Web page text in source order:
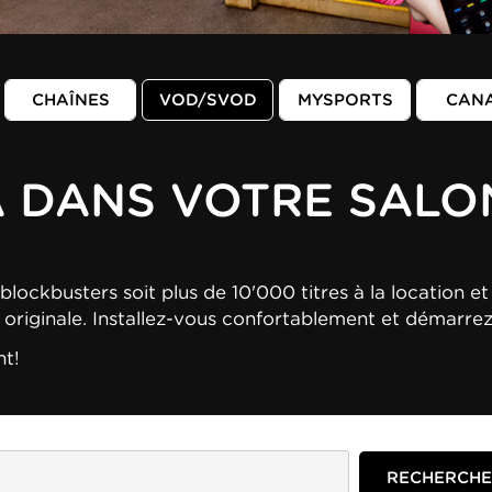
CHAÎNES VOD/SVOD MYSPORTS
DANS VOTRE
soit plus de 10'000 titres à la location
Installez-vous confortablement et